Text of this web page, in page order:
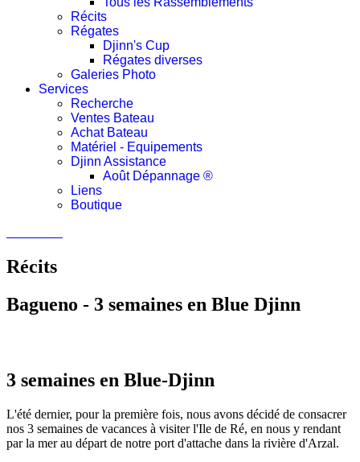
Récits
Régates
Djinn's Cup
Régates diverses
Galeries Photo
Services
Recherche
Ventes Bateau
Achat Bateau
Matériel - Equipements
Djinn Assistance
Août Dépannage ®
Liens
Boutique
Récits
Bagueno - 3 semaines en Blue Djinn
3 semaines en Blue-Djinn
L'été dernier, pour la première fois, nous avons décidé de consacrer
nos 3 semaines de vacances à visiter l'Ile de Ré, en nous y rendant
par la mer au départ de notre port d'attache dans la rivière d'Arzal.